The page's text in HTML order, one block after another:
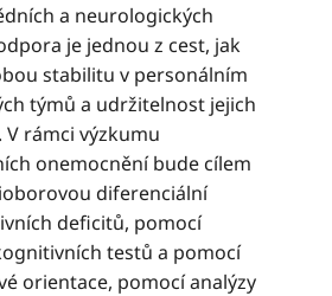
a neurologických
je jednou z cest, jak
stabilitu v personálním
týmů a udržitelnost jejich
rámci výzkumu
onemocnění bude cílem
diferenciální
deficitů, pomocí
testů a pomocí
orientace, pomocí analýzy